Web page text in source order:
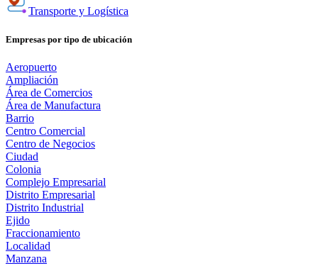
Transporte y Logística
Empresas por tipo de ubicación
Aeropuerto
Ampliación
Área de Comercios
Área de Manufactura
Barrio
Centro Comercial
Centro de Negocios
Ciudad
Colonia
Complejo Empresarial
Distrito Empresarial
Distrito Industrial
Ejido
Fraccionamiento
Localidad
Manzana